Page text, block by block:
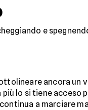
e
ancora un
lo si tiene acceso
a marciare